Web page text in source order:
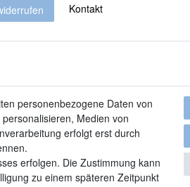
Kontakt
personenbezogene Daten von
Medien von
erfolgt erst durch
erfolgen. Die Zustimmung kann
zu einem späteren Zeitpunkt